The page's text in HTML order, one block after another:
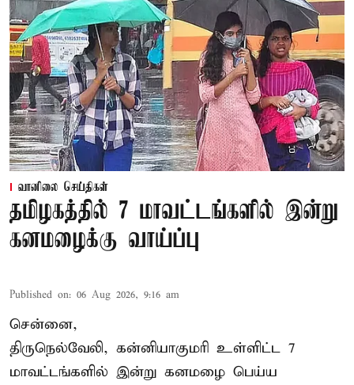
வானிலை செய்திகள்
தமிழகத்தில் 7 மாவட்டங்களில் இன்று
கனமழைக்கு வாய்ப்பு
Published on: 06 Aug 2026, 9:16 am
சென்னை,
திருநெல்வேலி, கன்னியாகுமரி உள்ளிட்ட 7
மாவட்டங்களில் இன்று கனமழை பெய்ய